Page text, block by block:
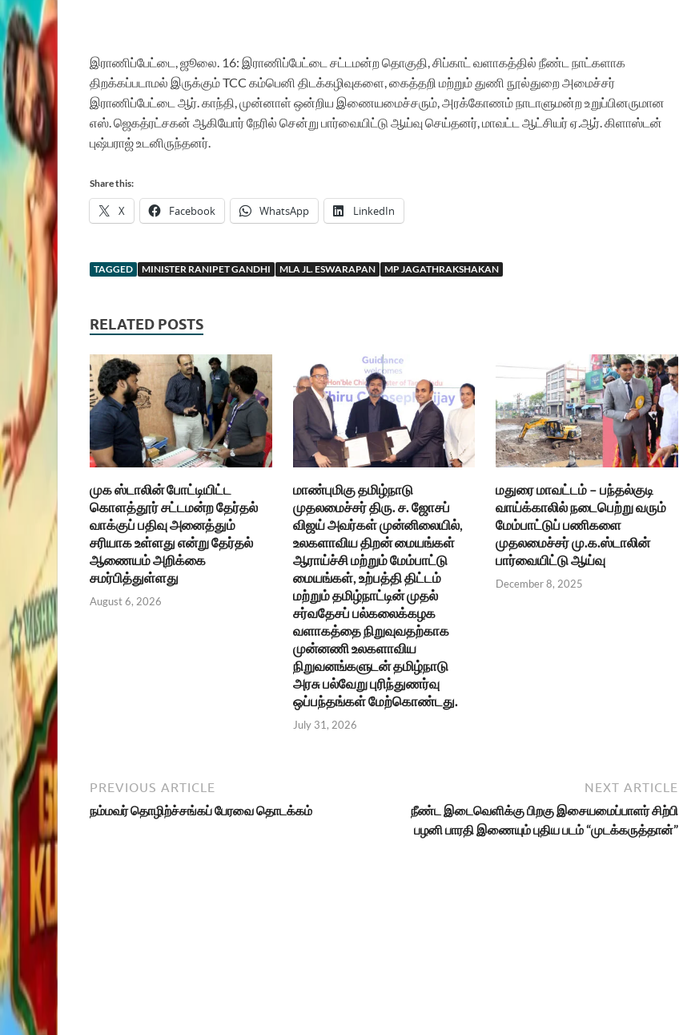
இராணிப்பேட்டை, ஜூலை. 16: இராணிப்பேட்டை சட்டமன்ற தொகுதி, சிப்காட் வளாகத்தில் நீண்ட நாட்களாக
திறக்கப்படாமல் இருக்கும் TCC கம்பெனி திடக்கழிவுகளை, கைத்தறி மற்றும் துணி நூல்துறை அமைச்சர்
இராணிப்பேட்டை ஆர். காந்தி, முன்னாள் ஒன்றிய இணையமைச்சரும், அரக்கோணம் நாடாளுமன்ற உறுப்பினருமான
எஸ். ஜெகத்ரட்சகன் ஆகியோர் நேரில் சென்று பார்வையிட்டு ஆய்வு செய்தனர், மாவட்ட ஆட்சியர் ஏ.ஆர். கிளாஸ்டன்
புஷ்பராஜ் உடனிருந்தனர்.
Share this:
X Facebook WhatsApp LinkedIn
TAGGED MINISTER RANIPET GANDHI MLA JL. ESWARAPAN MP JAGATHRAKSHAKAN
RELATED POSTS
முக ஸ்டாலின் போட்டியிட்ட
கொளத்தூர் சட்டமன்ற தேர்தல்
வாக்குப் பதிவு அனைத்தும்
சரியாக உள்ளது என்று தேர்தல்
ஆணையம் அறிக்கை
சமர்பித்துள்ளது
August 6, 2026
மாண்புமிகு தமிழ்நாடு
முதலமைச்சர் திரு. ச. ஜோசப்
விஜய் அவர்கள் முன்னிலையில்,
உலகளாவிய திறன் மையங்கள்
ஆராய்ச்சி மற்றும் மேம்பாட்டு
மையங்கள், உற்பத்தி திட்டம்
மற்றும் தமிழ்நாட்டின் முதல்
சர்வதேசப் பல்கலைக்கழக
வளாகத்தை நிறுவுவதற்காக
முன்னணி உலகளாவிய
நிறுவனங்களுடன் தமிழ்நாடு
அரசு பல்வேறு புரிந்துணர்வு
ஒப்பந்தங்கள் மேற்கொண்டது.
July 31, 2026
மதுரை மாவட்டம் – பந்தல்குடி
வாய்க்காலில் நடைபெற்று வரும்
மேம்பாட்டுப் பணிகளை
முதலமைச்சர் மு.க.ஸ்டாலின்
பார்வையிட்டு ஆய்வு
December 8, 2025
PREVIOUS ARTICLE
நம்மவர் தொழிற்ச்சங்கப் பேரவை தொடக்கம்
NEXT ARTICLE
நீண்ட இடைவெளிக்கு பிறகு இசையமைப்பாளர் சிற்பி
பழனி பாரதி இணையும் புதிய படம் “முடக்கருத்தான்”